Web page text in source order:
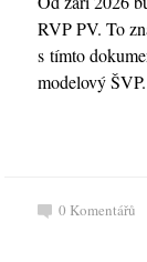
RVP PV. To
s tímto
modelový
0 Komentářů